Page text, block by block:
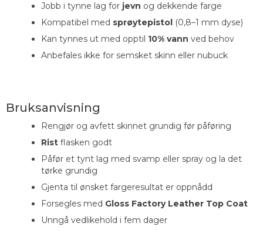
Jobb i tynne lag for jevn og dekkende farge
Kompatibel med sprøytepistol (0,8–1 mm dyse)
Kan tynnes ut med opptil 10% vann ved behov
Anbefales ikke for semsket skinn eller nubuck
Bruksanvisning
Rengjør og avfett skinnet grundig før påføring
Rist flasken godt
Påfør et tynt lag med svamp eller spray og la det
tørke grundig
Gjenta til ønsket fargeresultat er oppnådd
Forsegles med Gloss Factory Leather Top Coat
Unngå vedlikehold i fem dager